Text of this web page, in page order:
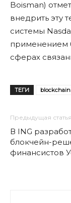
Boisman)
внедрить эту
системы
применением
сферах
ТЕГИ blockchain
Предыдущая статья
В ING
блокчейн-
финансистов